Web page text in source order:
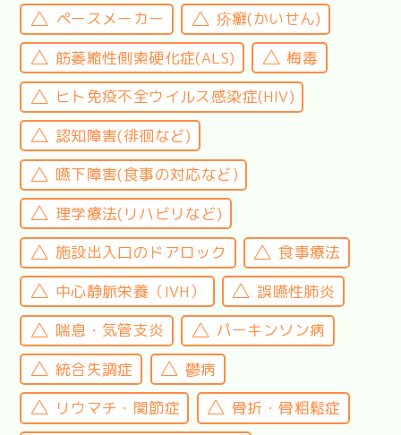
ペースメーカー
疥癬(かいせん)
筋萎縮性側索硬化症(ALS)
梅毒
ヒト免疫不全ウイルス感染症(HIV)
認知障害(徘徊など)
嚥下障害(食事の対応など)
理学療法(リハビリなど)
施設出入口のドアロック
食事療法
中心静脈栄養（IVH）
誤嚥性肺炎
喘息・気管支炎
パーキンソン病
統合失調症
鬱病
リウマチ・関節症
骨折・骨粗鬆症